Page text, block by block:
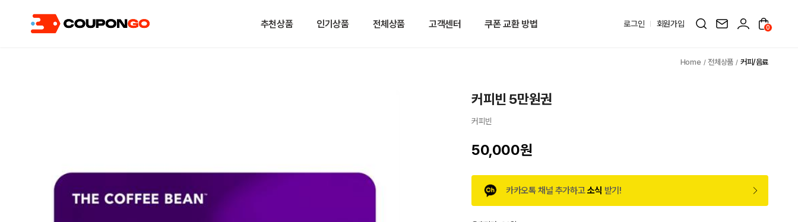
추천상품 인기상품 전체상품 고객센터 쿠폰 교환 방법 로그인 회원가입 0
전체상품 커피/음료
커피빈 5만원권
커피빈
50,000원
카카오톡 채널 추가하고소식 받기!